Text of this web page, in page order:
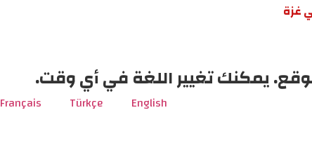
غزة
يمكنك تغيير اللغة في أي وقت.
English
Türkçe
Français